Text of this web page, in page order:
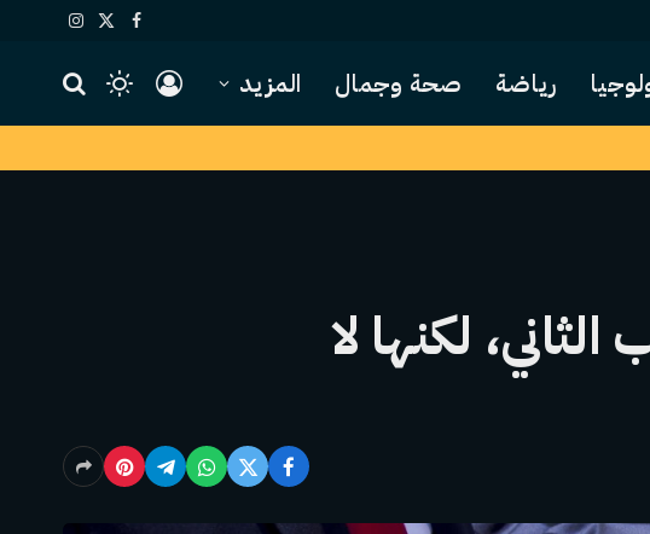
فيسبوك
X
الانستغرام
رياضة صحة وجمال المزيد
لكنها لا